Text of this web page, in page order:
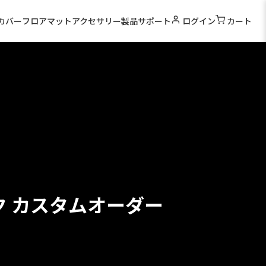
バーフロアマットアクセサリー製品サポート ログイン カート
カスタムオーダー